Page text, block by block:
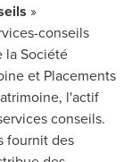
»
conseils
la Société
et Placements
l'actif
conseils.
fournit des